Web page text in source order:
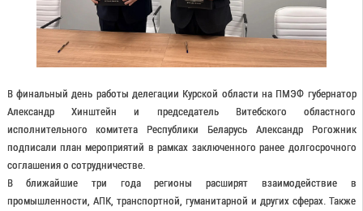
В финальный день работы делегации Курской области на ПМЭФ губернатор
Александр Хинштейн и председатель Витебского областного
исполнительного комитета Республики Беларусь Александр Рогожник
подписали план мероприятий в рамках заключенного ранее долгосрочного
соглашения о сотрудничестве.
В ближайшие три года регионы расширят взаимодействие в
промышленности, АПК, транспортной, гуманитарной и других сферах. Также